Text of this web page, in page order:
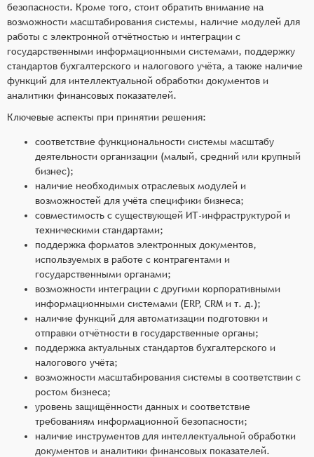
безопасности. Кроме того, стоит обратить внимание на
возможности масштабирования системы, наличие модулей для
работы с электронной отчётностью и интеграции с
государственными информационными системами, поддержку
стандартов бухгалтерского и налогового учёта, а также наличие
функций для интеллектуальной обработки документов и
аналитики финансовых показателей.
Ключевые аспекты при принятии решения:
соответствие функциональности системы масштабу
деятельности организации (малый, средний или крупный
бизнес);
наличие необходимых отраслевых модулей и
возможностей для учёта специфики бизнеса;
совместимость с существующей ИТ-инфраструктурой и
техническими стандартами;
поддержка форматов электронных документов,
используемых в работе с контрагентами и
государственными органами;
возможности интеграции с другими корпоративными
информационными системами (ERP, CRM и т. д.);
наличие функций для автоматизации подготовки и
отправки отчётности в государственные органы;
поддержка актуальных стандартов бухгалтерского и
налогового учёта;
возможности масштабирования системы в соответствии с
ростом бизнеса;
уровень защищённости данных и соответствие
требованиям информационной безопасности;
наличие инструментов для интеллектуальной обработки
документов и аналитики финансовых показателей.